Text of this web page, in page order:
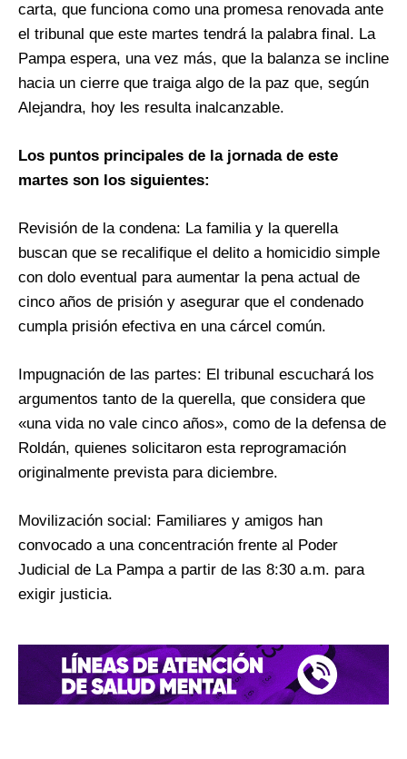
carta, que funciona como una promesa renovada ante
el tribunal que este martes tendrá la palabra final. La
Pampa espera, una vez más, que la balanza se incline
hacia un cierre que traiga algo de la paz que, según
Alejandra, hoy les resulta inalcanzable.
Los puntos principales de la jornada de este
martes son los siguientes:
Revisión de la condena: La familia y la querella
buscan que se recalifique el delito a homicidio simple
con dolo eventual para aumentar la pena actual de
cinco años de prisión y asegurar que el condenado
cumpla prisión efectiva en una cárcel común.
Impugnación de las partes: El tribunal escuchará los
argumentos tanto de la querella, que considera que
«una vida no vale cinco años», como de la defensa de
Roldán, quienes solicitaron esta reprogramación
originalmente prevista para diciembre.
Movilización social: Familiares y amigos han
convocado a una concentración frente al Poder
Judicial de La Pampa a partir de las 8:30 a.m. para
exigir justicia.